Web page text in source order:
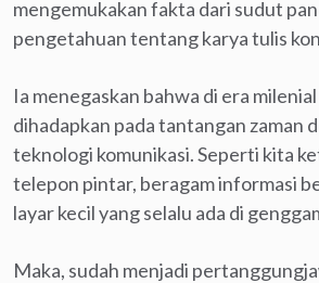
mengemukakan fakta dari sudut
pengetahuan tentang karya tulis
Ia menegaskan bahwa di era
dihadapkan pada tantangan zaman
teknologi komunikasi. Seperti kita
telepon pintar, beragam informasi
layar kecil yang selalu ada di
Maka, sudah menjadi